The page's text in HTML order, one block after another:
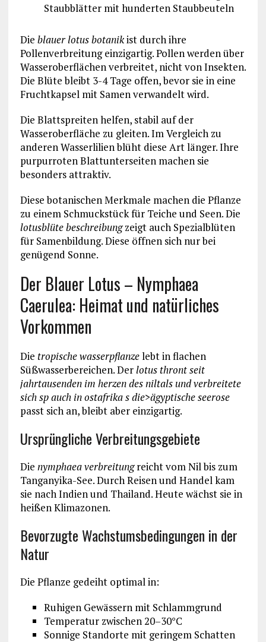
Staubblätter mit hunderten Staubbeuteln
Die blauer lotus botanikist durch ihre
Pollenverbreitung einzigartig. Pollen werden über
Wasseroberflächen verbreitet, nicht von Insekten.
Die Blüte bleibt 3-4 Tage offen, bevor sie in eine
Fruchtkapsel mit Samen verwandelt wird.
Die Blattspreiten helfen, stabil auf der
Wasseroberfläche zu gleiten. Im Vergleich zu
anderen Wasserlilien blüht diese Art länger. Ihre
purpurroten Blattunterseiten machen sie
besonders attraktiv.
Diese botanischen Merkmale machen die Pflanze
zu einem Schmuckstück für Teiche und Seen. Die
lotusblüte beschreibungzeigt auch Spezialblüten
für Samenbildung. Diese öffnen sich nur bei
genügend Sonne.
Der Blauer Lotus – Nymphaea
Caerulea: Heimat und natürliches
Vorkommen
Die tropische wasserpflanzelebt in flachen
Süßwasserbereichen. Derlotus thront seit
jahrtausenden im herzen des niltals und verbreitete
sich sp auch in ostafrika s die>ägyptische seerose
passt sich an, bleibt aber einzigartig.
Ursprüngliche Verbreitungsgebiete
Die nymphaea verbreitungreicht vom Nil bis zum
Tanganyika-See. Durch Reisen und Handel kam
sie nach Indien und Thailand. Heute wächst sie in
heißen Klimazonen.
Bevorzugte Wachstumsbedingungen in der
Natur
Die Pflanze gedeiht optimal in:
Ruhigen Gewässern mit Schlammgrund
Temperatur zwischen 20–30°C
Sonnige Standorte mit geringem Schatten